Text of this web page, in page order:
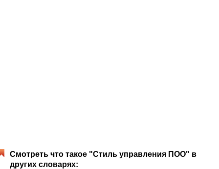
Смотреть что такое "Стиль управления ПОО" в
других словарях: